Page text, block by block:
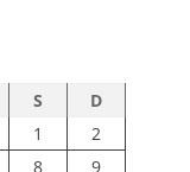
S
D
1
2
8 9